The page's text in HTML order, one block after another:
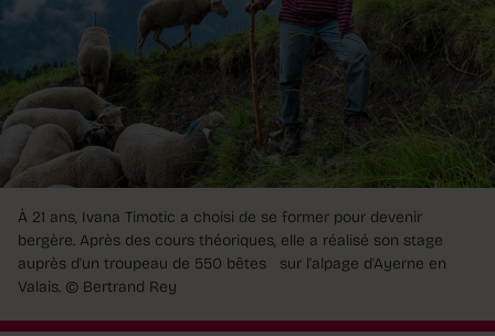
À 21 ans, Ivana Timotic a choisi de se former pour devenir
bergère. Après des cours théoriques, elle a réalisé son stage
auprès d'un troupeau de 550 bêtes sur l'alpage d'Ayerne en
Valais. © Bertrand Rey